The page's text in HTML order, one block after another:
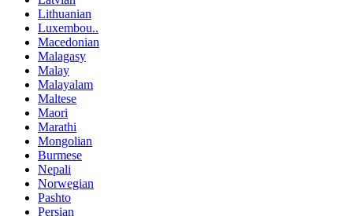
Lithuanian
Luxembou..
Macedonian
Malagasy
Malay
Malayalam
Maltese
Maori
Marathi
Mongolian
Burmese
Nepali
Norwegian
Pashto
Persian